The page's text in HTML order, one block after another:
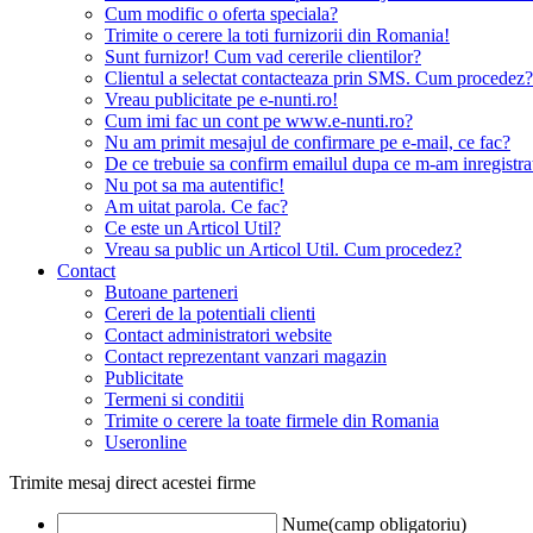
Cum modific o oferta speciala?
Trimite o cerere la toti furnizorii din Romania!
Sunt furnizor! Cum vad cererile clientilor?
Clientul a selectat contacteaza prin SMS. Cum procedez?
Vreau publicitate pe e-nunti.ro!
Cum imi fac un cont pe www.e-nunti.ro?
Nu am primit mesajul de confirmare pe e-mail, ce fac?
De ce trebuie sa confirm emailul dupa ce m-am
Nu pot sa ma autentific!
Am uitat parola. Ce fac?
Ce este un Articol Util?
Vreau sa public un Articol Util. Cum procedez?
Contact
Butoane parteneri
Cereri de la potentiali clienti
Contact administratori website
Contact reprezentant vanzari magazin
Publicitate
Termeni si conditii
Trimite o cerere la toate firmele din Romania
Useronline
Trimite mesaj direct acestei firme
Nume(camp obligatoriu)